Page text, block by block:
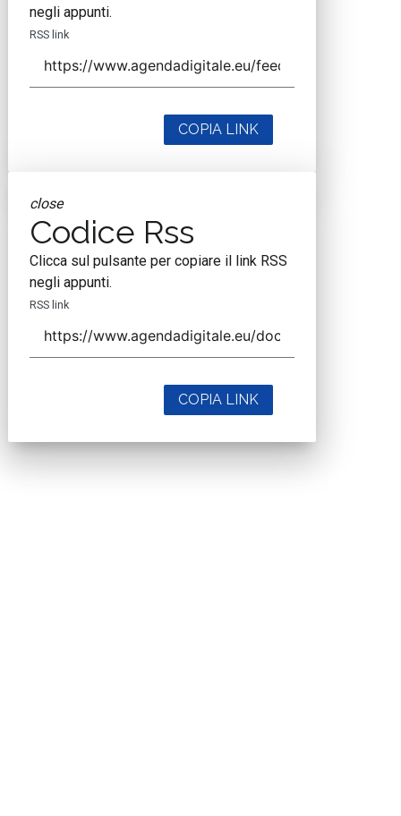
negli appunti.
RSS link
COPIA LINK
close
Codice Rss
Clicca sul pulsante per copiare il link RSS
negli appunti.
RSS link
COPIA LINK